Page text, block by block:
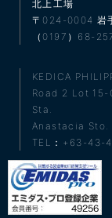
北上工場
〒024-0004 岩
（0197）68-
KEDICA
Road 2 Lot
Sta.
Anastacia
TEL：+63-43-